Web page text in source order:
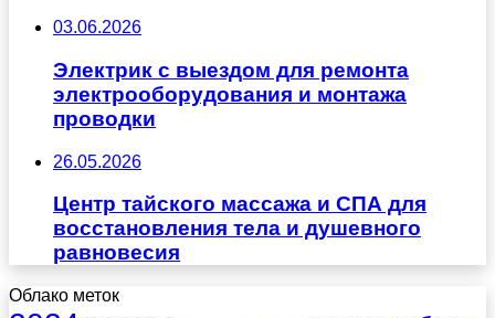
03.06.2026
Электрик с выездом для ремонта
электрооборудования и монтажа
проводки
26.05.2026
Центр тайского массажа и СПА для
восстановления тела и душевного
равновесия
Облако меток